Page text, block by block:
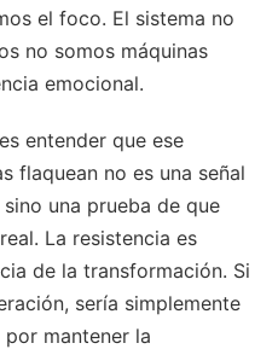
el foco. El sistema no
no somos máquinas
emocional.
entender que ese
flaquean no es una señal
una prueba de que
La resistencia es
de la transformación. Si
sería simplemente
por mantener la